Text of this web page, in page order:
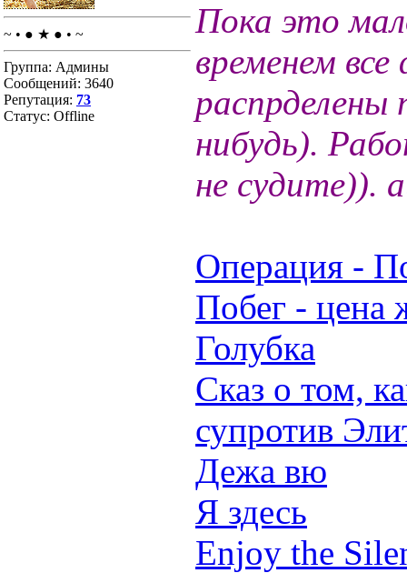
~ • ● ★ ● • ~
Группа: Админы
Сообщений: 3640
Репутация: 73
Статус: Offline
Пока это
временем
распрделены
нибудь).
не судите)).
Операция -
Побег - цена
Голубка
Сказ о том,
супротив
Дежа вю
Я здесь
Enjoy the